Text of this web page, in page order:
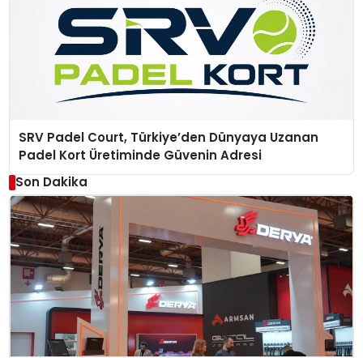
SRV Padel Court, Türkiye’den Dünyaya Uzanan
Padel Kort Üretiminde Güvenin Adresi
Son Dakika